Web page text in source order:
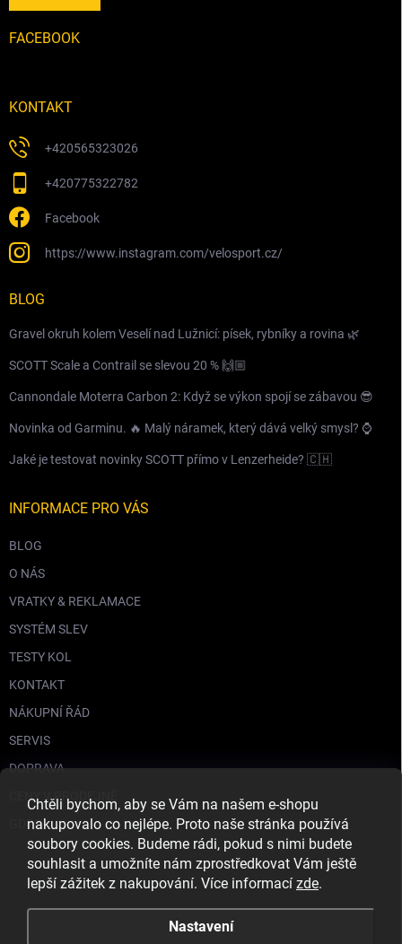
Chtěli bychom, aby se Vám na našem e-shopu
nakupovalo co nejlépe. Proto naše stránka používá
soubory cookies. Budeme rádi, pokud s nimi budete
souhlasit a umožníte nám zprostředkovat Vám ještě
lepší zážitek z nakupování. Více informací zde.
Nastavení
FACEBOOK
KONTAKT
+420565323026
+420775322782
Facebook
https://www.instagram.com/velosport.cz/
BLOG
Gravel okruh kolem Veselí nad Lužnicí: písek, rybníky a rovina 🌿
SCOTT Scale a Contrail se slevou 20 % 🙌🏼
Cannondale Moterra Carbon 2: Když se výkon spojí se zábavou 😎
Novinka od Garminu. 🔥 Malý náramek, který dává velký smysl? ⌚️
Jaké je testovat novinky SCOTT přímo v Lenzerheide? 🇨🇭
INFORMACE PRO VÁS
BLOG
O NÁS
VRATKY & REKLAMACE
SYSTÉM SLEV
TESTY KOL
KONTAKT
NÁKUPNÍ ŘÁD
SERVIS
DOPRAVA
CENY V PRODEJNĚ
GDPR